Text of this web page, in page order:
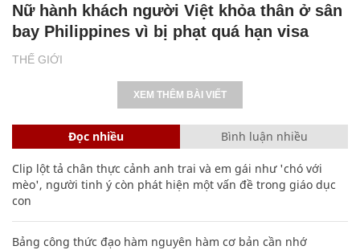
THẾ GIỚI
Nữ hành khách người Việt khỏa thân ở sân
bay Philippines vì bị phạt quá hạn visa
XEM THÊM BÀI VIẾT
Đọc nhiều Bình luận nhiều
Clip lột tả chân thực cảnh anh trai và em gái như 'chó với
mèo', người tinh ý còn phát hiện một vấn đề trong giáo dục
con
Bảng công thức đạo hàm nguyên hàm cơ bản cần nhớ